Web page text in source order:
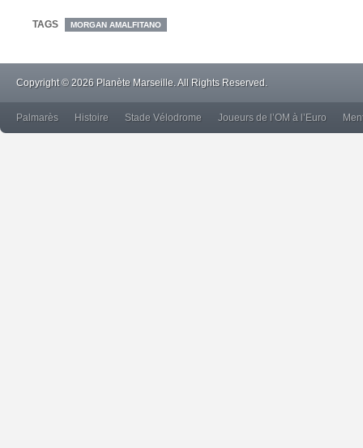
TAGS MORGAN AMALFITANO
Copyright © 2026 Planète Marseille. All Rights Reserved.
Palmarès Histoire Stade Vélodrome Joueurs de l’OM à l’Euro